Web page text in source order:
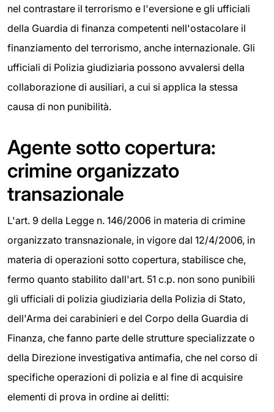
nel contrastare il terrorismo e l'eversione e gli ufficiali
della Guardia di finanza competenti nell'ostacolare il
finanziamento del terrorismo, anche internazionale. Gli
ufficiali di Polizia giudiziaria possono avvalersi della
collaborazione di ausiliari, a cui si applica la stessa
causa di non punibilità.
Agente sotto copertura:
crimine organizzato
transazionale
L'art. 9 della Legge n. 146/2006 in materia di crimine
organizzato transnazionale, in vigore dal 12/4/2006, in
materia di operazioni sotto copertura, stabilisce che,
fermo quanto stabilito dall'art. 51 c.p. non sono punibili
gli ufficiali di polizia giudiziaria della Polizia di Stato,
dell'Arma dei carabinieri e del Corpo della Guardia di
Finanza, che fanno parte delle strutture specializzate o
della Direzione investigativa antimafia, che nel corso di
specifiche operazioni di polizia e al fine di acquisire
elementi di prova in ordine ai delitti: